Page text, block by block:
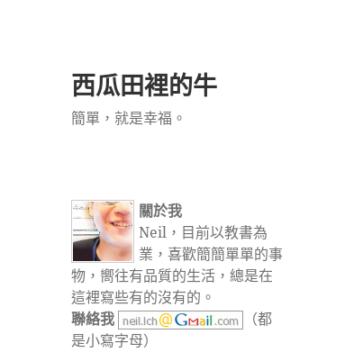
西瓜田裡的牛
簡單，就是幸福。
關於我
Neil，目前以教書為
業，喜歡簡簡單單的事
物，嚮往有品質的生活，總是在
這裡寫些有的沒有的。
聯絡我
（都
是小寫字母）